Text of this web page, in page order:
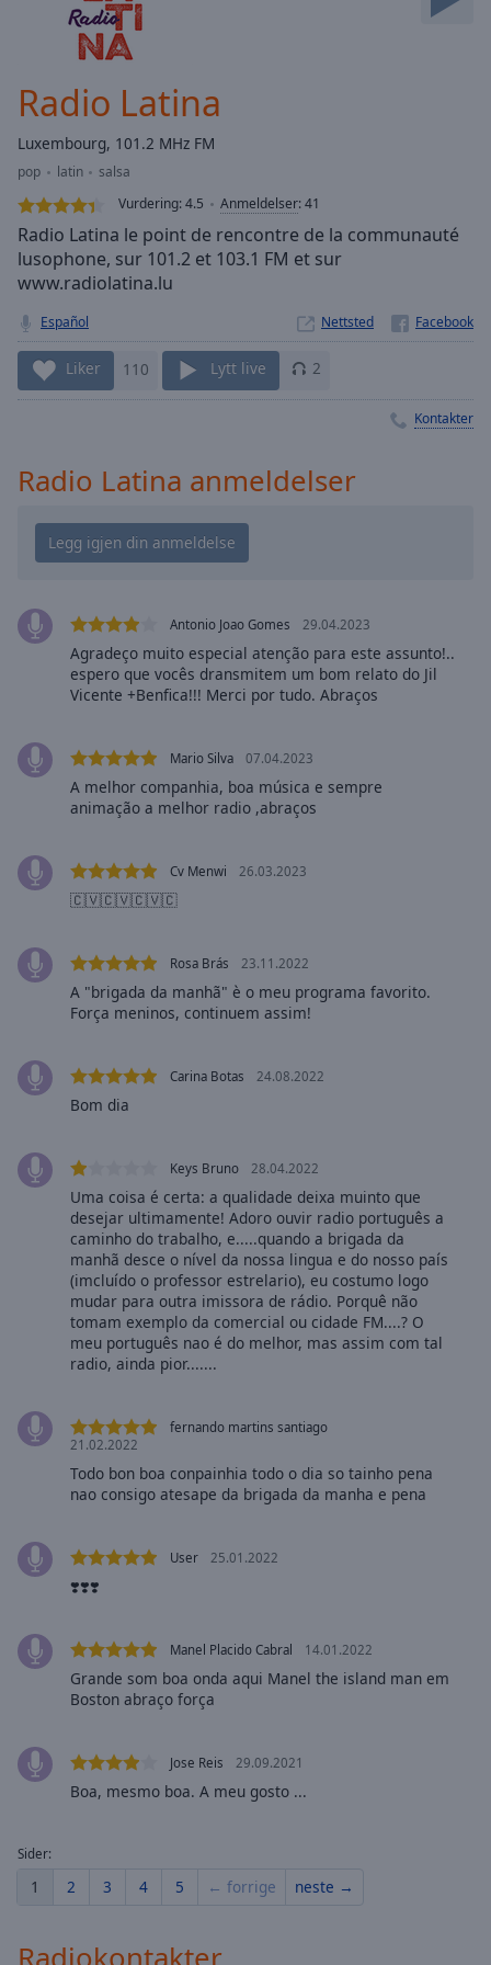
Current
Time0:00
Loaded:
0.00%
Stream
TypeLIVE
Seek to
currently
behind
liveLIVE
Remaining
Time-
Playback
Chapters
Descriptions
descriptions
Subtitles
subtitles
opens
subtitles
settings
subtitles
off
selected
Track
Fullscreen
This
Beginning
window.
Escape
the
window.
Color
Text
Background
Opacity
Caption
Radio Latina
Luxembourg, 101.2 MHz FM
pop latin
salsa
Vurdering:4.5 Anmeldelser:41
Radio Latina le point de rencontre de la communauté
lusophone, sur 101.2 et 103.1 FM et sur
www.radiolatina.lu
Español Nettsted
Liker 110 Lytt live 2
Kontakter
Radio Latina anmeldelser
Antonio Joao Gomes 29.04.2023
Agradeço muito especial atenção para este assunto!..
espero que vocês dransmitem um bom relato do Jil
Vicente +Benfica!!! Merci por tudo. Abraços
Mario Silva 07.04.2023
A melhor companhia, boa música e sempre
animação a melhor radio ,abraços
Cv Menwi 26.03.2023
🇨🇻🇨🇻🇨🇻🇨
Rosa Brás 23.11.2022
A "brigada da manhã" è o meu programa favorito.
Força meninos, continuem assim!
Carina Botas 24.08.2022
Bom dia
Keys Bruno 28.04.2022
Uma coisa é certa: a qualidade deixa muinto que
desejar ultimamente! Adoro ouvir radio português a
caminho do trabalho, e.....quando a brigada da
manhã desce o nível da nossa lingua e do nosso país
(imcluído o professor estrelario), eu costumo logo
mudar para outra imissora de rádio. Porquê não
tomam exemplo da comercial ou cidade FM....? O
meu português nao é do melhor, mas assim com tal
radio, ainda pior.......
fernando martins santiago
21.02.2022
Todo bon boa conpainhia todo o dia so tainho pena
nao consigo atesape da brigada da manha e pena
User 25.01.2022
❣️❣️❣️
Manel Placido Cabral 14.01.2022
Grande som boa onda aqui Manel the island man em
Boston abraço força
Jose Reis 29.09.2021
Boa, mesmo boa. A meu gosto ...
Sider:
1 2 3 4 5 ← forrige neste →
Radiokontakter